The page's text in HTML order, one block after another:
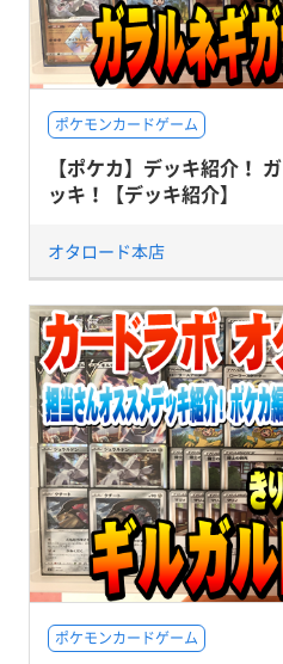
ポケモンカードゲーム
【ポケカ】デッキ紹介！
ッキ！【デッキ紹介】
オタロード本店
ポケモンカードゲーム